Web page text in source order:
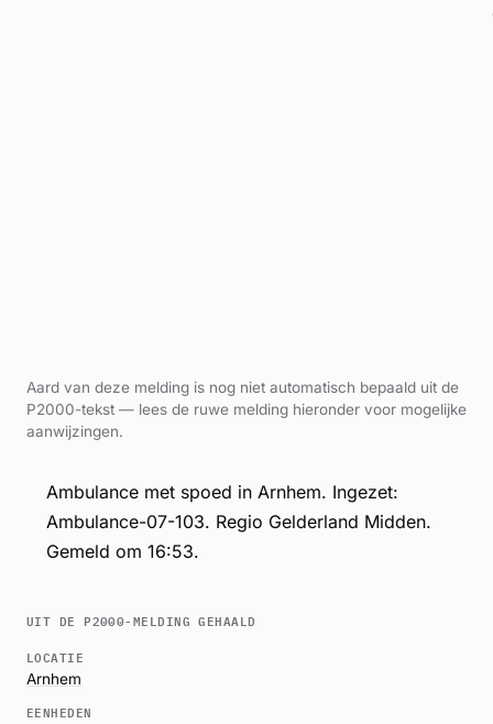
Aard van deze melding is nog niet automatisch bepaald uit de
P2000-tekst — lees de ruwe melding hieronder voor mogelijke
aanwijzingen.
Ambulance met spoed in Arnhem. Ingezet:
Ambulance-07-103. Regio Gelderland Midden.
Gemeld om 16:53.
UIT DE P2000-MELDING GEHAALD
LOCATIE
Arnhem
EENHEDEN